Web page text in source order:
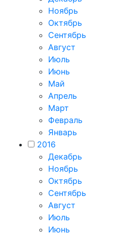
Ноябрь
Октябрь
Сентябрь
Август
Июль
Июнь
Май
Апрель
Март
Февраль
Январь
2016
Декабрь
Ноябрь
Октябрь
Сентябрь
Август
Июль
Июнь